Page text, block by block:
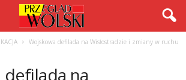
Wojskowa defilada na Wisłostradzie i zmiany w ruchu
na